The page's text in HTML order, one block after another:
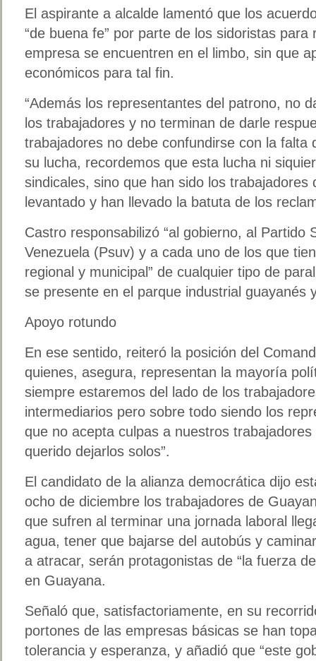
El aspirante a alcalde lamentó que los
“de buena fe” por parte de los sidoristas
empresa se encuentren en el limbo, sin que
económicos para tal fin.
“Además los representantes del patrono, no
los trabajadores y no terminan de darle
trabajadores no debe confundirse con la falta
su lucha, recordemos que esta lucha ni
sindicales, sino que han sido los trabajadores
levantado y han llevado la batuta de los
Castro responsabilizó “al gobierno, al Partido
Venezuela (Psuv) y a cada uno de los que
regional y municipal” de cualquier tipo de
se presente en el parque industrial guayanés
Apoyo rotundo
En ese sentido, reiteró la posición del
quienes, asegura, representan la mayoría
siempre estaremos del lado de los
intermediarios pero sobre todo siendo los
que no acepta culpas a nuestros
querido dejarlos solos”.
El candidato de la alianza democrática dijo
ocho de diciembre los trabajadores de
que sufren al terminar una jornada laboral
agua, tener que bajarse del autobús y
a atracar, serán protagonistas de “la fuerza
en Guayana.
Señaló que, satisfactoriamente, en su
portones de las empresas básicas se han
tolerancia y esperanza, y añadió que “este